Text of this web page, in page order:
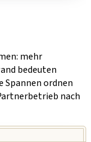
mehr
bedeuten
Spannen ordnen
nach